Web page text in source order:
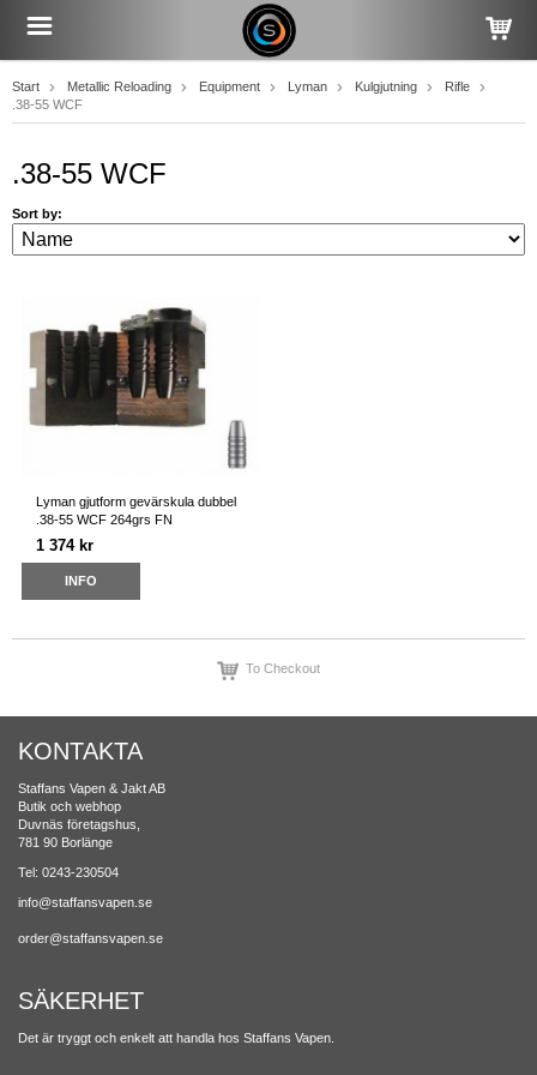
Start Metallic Reloading Equipment Lyman Kulgjutning
Rifle
.38-55 WCF
.38-55 WCF
Sort by:
Lyman gjutform gevärskula dubbel
.38-55 WCF 264grs FN
1 374 kr
INFO
To Checkout
KONTAKTA
Staffans Vapen & Jakt AB
Butik och webhop
Duvnäs företagshus,
781 90 Borlänge
Tel: 0243-230504
info@staffansvapen.se
order@staffansvapen.se
SÄKERHET
Det är tryggt och enkelt att handla hos Staffans Vapen.